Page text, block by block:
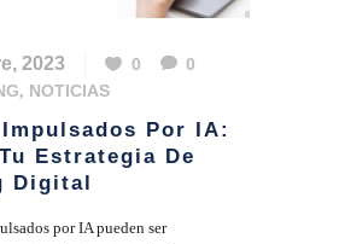
2023 0
0
, NOTICIAS
Por IA:
Estrategia De
Digital
por IA pueden ser